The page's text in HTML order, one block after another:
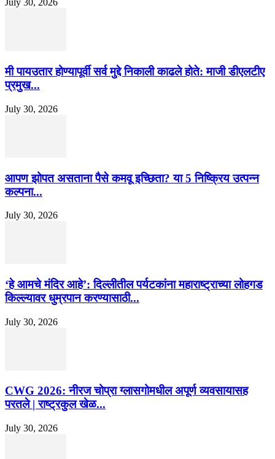
July 30, 2026
मी पायउतार होण्यापूर्वी सर्व मुद्दे निकाली काढले होते: माजी डीएलटीए
प्रमुख...
July 30, 2026
आपण झोपत असताना पैसे कमवू इच्छिता? या 5 निष्क्रिय उत्पन्न
कल्पना...
July 30, 2026
‘हे आमचे मंदिर आहे’: दिल्लीतील पर्यटकांना महाराष्ट्राच्या लोहगड
किल्ल्यावर धुम्रपान करण्यासाठी...
July 30, 2026
CWG 2026: नीरज चोप्रा ग्लासगोमधील अपूर्ण व्यवसायासह
परतले | राष्ट्रकुल खेळ...
July 30, 2026